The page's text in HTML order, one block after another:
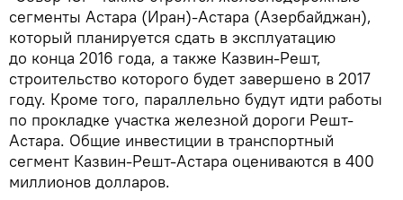
сегменты Астара (Иран)-Астара (Азербайджан),
который планируется сдать в эксплуатацию
до конца 2016 года, а также Казвин-Решт,
строительство которого будет завершено в 2017
году. Кроме того, параллельно будут идти работы
по прокладке участка железной дороги Решт-
Астара. Общие инвестиции в транспортный
сегмент Казвин-Решт-Астара оцениваются в 400
миллионов долларов.